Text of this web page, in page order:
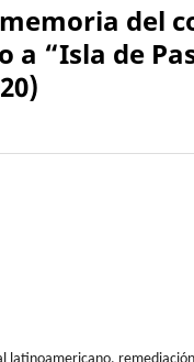
del
a “Isla de